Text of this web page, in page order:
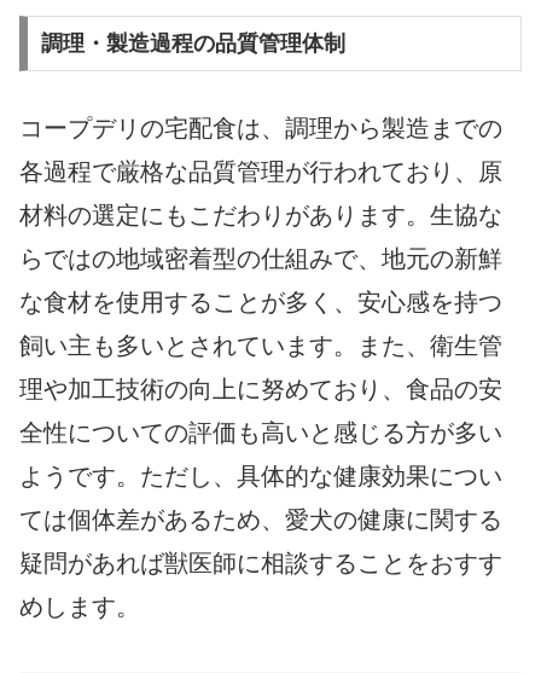
調理・製造過程の品質管理体制
コープデリの宅配食は、調理から製造までの
各過程で厳格な品質管理が行われており、原
材料の選定にもこだわりがあります。生協な
らではの地域密着型の仕組みで、地元の新鮮
な食材を使用することが多く、安心感を持つ
飼い主も多いとされています。また、衛生管
理や加工技術の向上に努めており、食品の安
全性についての評価も高いと感じる方が多い
ようです。ただし、具体的な健康効果につい
ては個体差があるため、愛犬の健康に関する
疑問があれば獣医師に相談することをおすす
めします。